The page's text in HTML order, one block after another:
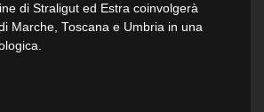
di Straligut ed Estra coinvolgerà
Marche, Toscana e Umbria in una